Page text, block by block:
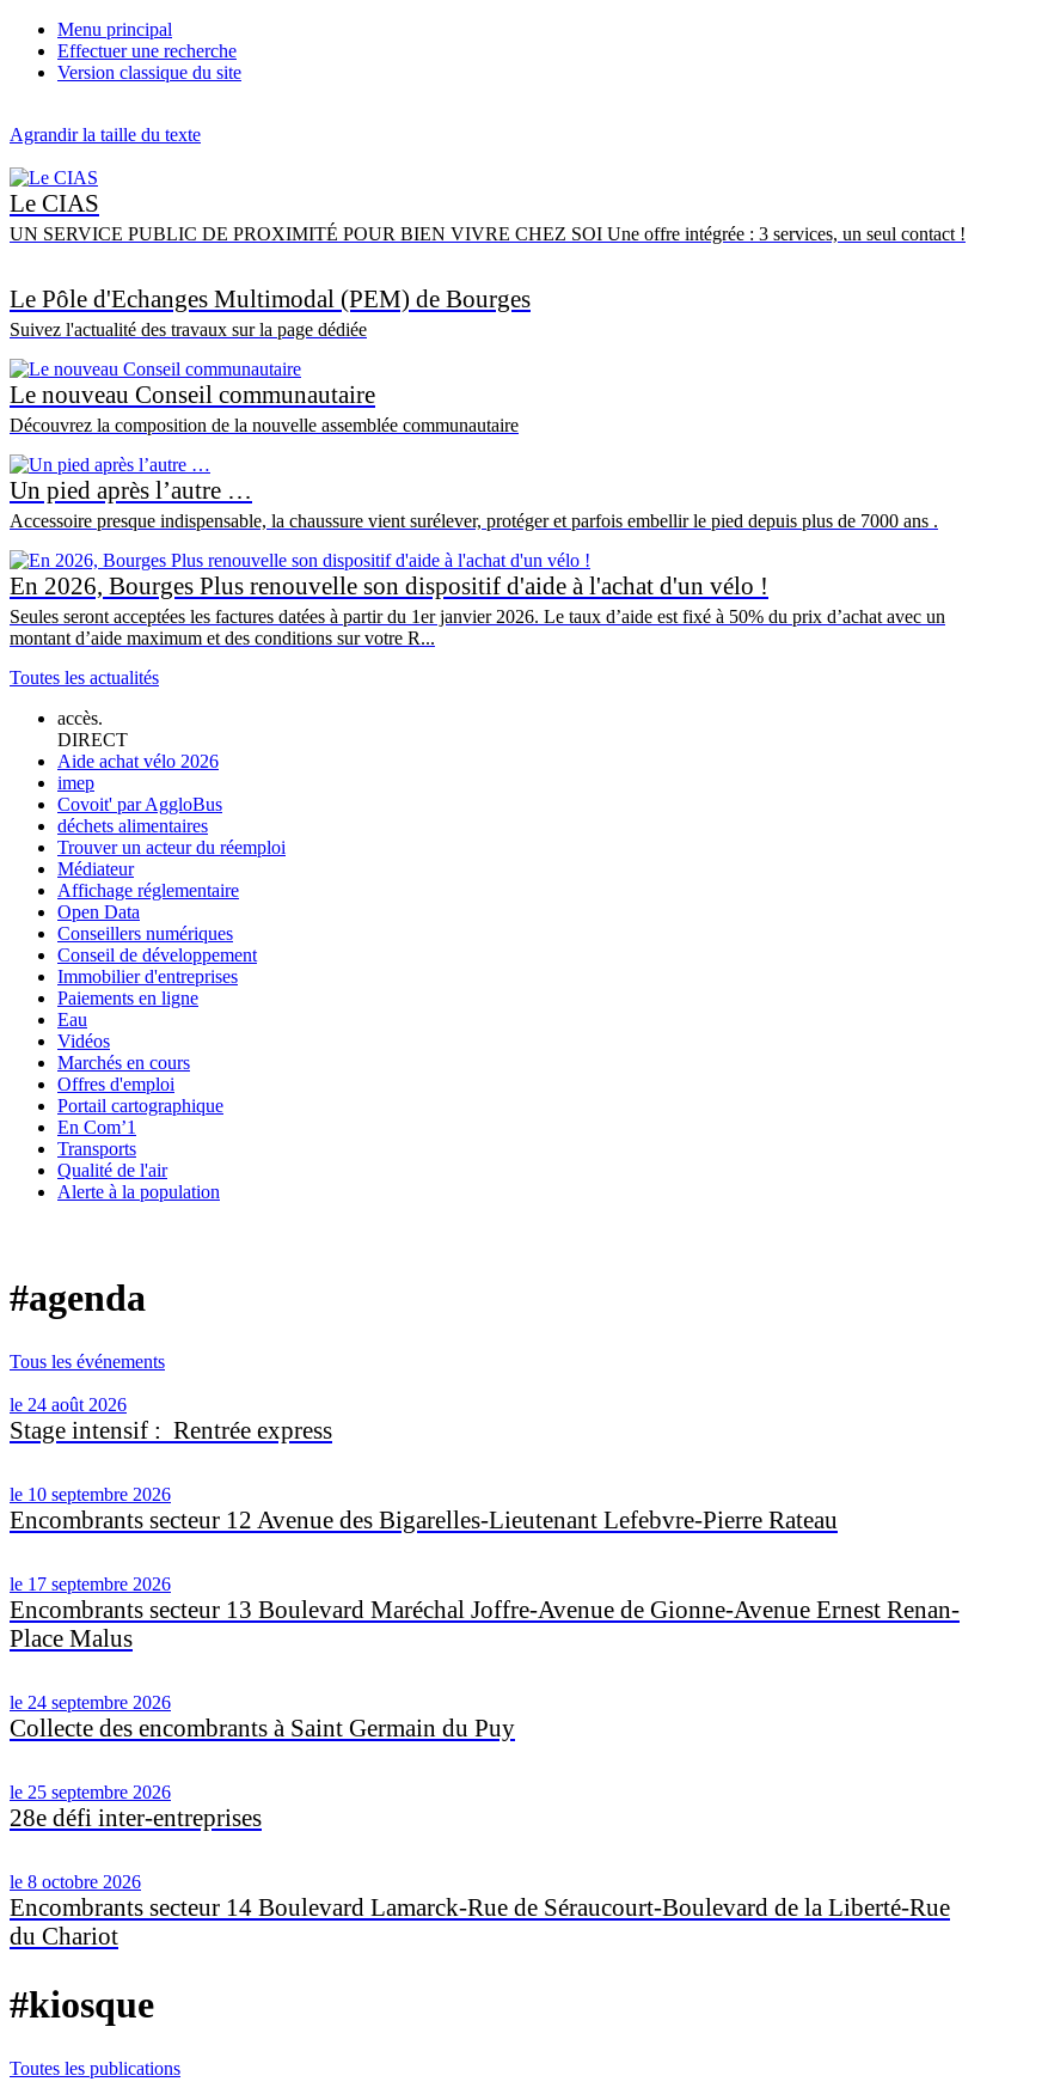
Menu principal
Effectuer une recherche
Version classique du site
Agrandir la taille du texte
Le CIAS
UN SERVICE PUBLIC DE PROXIMITÉ POUR BIEN VIVRE CHEZ SOI Une offre intégrée : 3 services, un seul contact !
Le Pôle d'Echanges Multimodal (PEM) de Bourges
Suivez l'actualité des travaux sur la page dédiée
Le nouveau Conseil communautaire
Découvrez la composition de la nouvelle assemblée communautaire
Un pied après l’autre …
Accessoire presque indispensable, la chaussure vient surélever, protéger et parfois embellir le pied depuis plus de 7000 ans .
En 2026, Bourges Plus renouvelle son dispositif d'aide à l'achat d'un vélo !
Seules seront acceptées les factures datées à partir du 1er janvier 2026. Le taux d’aide est fixé à 50% du prix d’achat avec un
montant d’aide maximum et des conditions sur votre R...
Toutes les actualités
accès.
DIRECT
Aide achat vélo 2026
imep
Covoit' par AggloBus
déchets alimentaires
Trouver un acteur du réemploi
Médiateur
Affichage réglementaire
Open Data
Conseillers numériques
Conseil de développement
Immobilier d'entreprises
Paiements en ligne
Eau
Vidéos
Marchés en cours
Offres d'emploi
Portail cartographique
En Com’1
Transports
Qualité de l'air
Alerte à la population
#agenda
Tous les événements
le 24 août 2026
Stage intensif : Rentrée express
le 10 septembre 2026
Encombrants secteur 12 Avenue des Bigarelles-Lieutenant Lefebvre-Pierre Rateau
le 17 septembre 2026
Encombrants secteur 13 Boulevard Maréchal Joffre-Avenue de Gionne-Avenue Ernest Renan-
Place Malus
le 24 septembre 2026
Collecte des encombrants à Saint Germain du Puy
le 25 septembre 2026
28e défi inter-entreprises
le 8 octobre 2026
Encombrants secteur 14 Boulevard Lamarck-Rue de Séraucourt-Boulevard de la Liberté-Rue
du Chariot
#kiosque
Toutes les publications